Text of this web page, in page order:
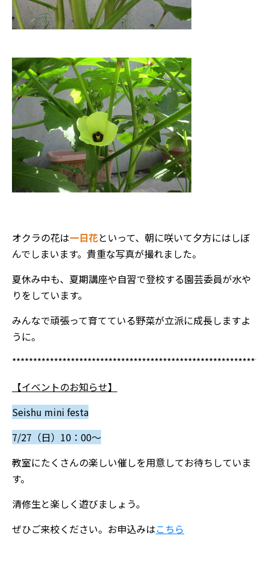
オクラの花は一日花といって、朝に咲いて夕方にはしぼ
んでしまいます。貴重な写真が撮れました。
夏休み中も、夏期講座や自習で登校する園芸委員が水や
りをしています。
みんなで頑張って育てている野菜が立派に成長しますよ
うに。
【イベントのお知らせ】
Seishu mini festa
7/27（日）10：00～
教室にたくさんの楽しい催しを用意してお待ちしていま
す。
清修生と楽しく遊びましょう。
ぜひご来校ください。 お申込みはこちら